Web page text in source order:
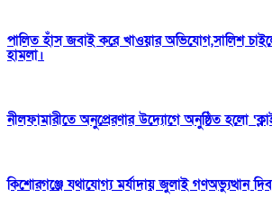
পালিত হাঁস জবাই করে খাওয়ার অভিযোগ,সালিশ চাইলে
হামলা।
নীলফামারীতে অনুপ্রেরণার উদ্যোগে অনুষ্ঠিত হলো
কিশোরগঞ্জে যথাযোগ্য মর্যাদায় জুলাই গণঅভ্যুত্থান